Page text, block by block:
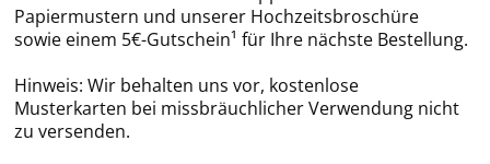
Papiermustern und unserer Hochzeitsbroschüre
sowie einem 5€-Gutschein¹ für Ihre nächste Bestellung.
Hinweis: Wir behalten uns vor, kostenlose
Musterkarten bei missbräuchlicher Verwendung nicht
zu versenden.